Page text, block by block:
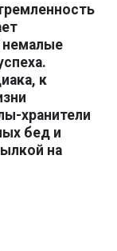
немалые
к
хранители
бед и
на